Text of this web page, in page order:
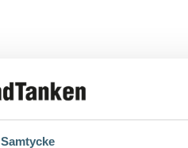
Samtycke